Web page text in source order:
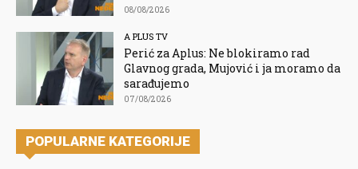
08/08/2026
A PLUS TV
Perić za Aplus: Ne blokiramo rad
Glavnog grada, Mujović i ja moramo da
sarađujemo
07/08/2026
POPULARNE KATEGORIJE